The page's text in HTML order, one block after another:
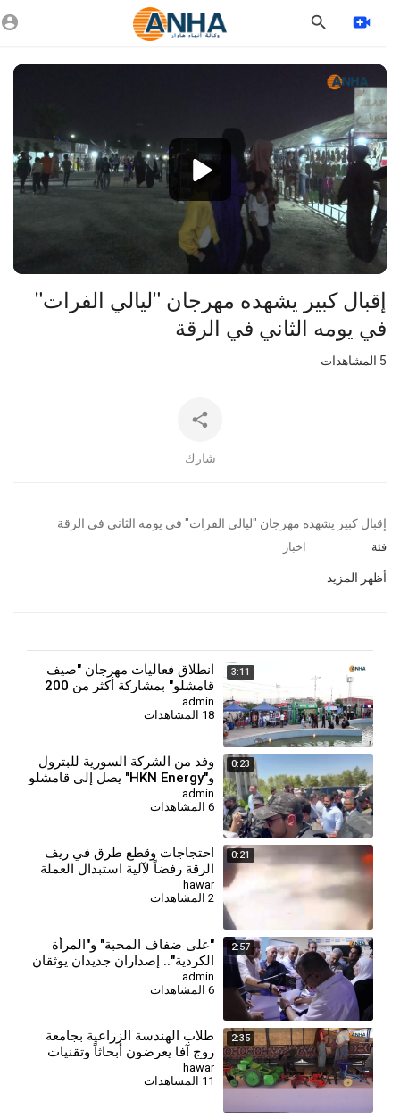
Video
Player
1080p
360p
إقبال كبير يشهده مهرجان "ليالي الفرات"
في يومه الثاني في الرقة
المشاهدات
شارك
⁣إقبال كبير يشهده مهرجان "ليالي الفرات" في يومه الثاني في الرقة
فئة اخبار
أظهر المزيد
3:11
انطلاق فعاليات مهرجان "صيف
قامشلو" بمشاركة أكثر من 200
شركة
admin
18 المشاهدات
0:23
وفد من الشركة السورية للبترول
و"HKN Energy" يصل إلى قامشلو
admin
6 المشاهدات
0:21
احتجاجات وقطع طرق في ريف
الرقة رفضاً لآلية استبدال العملة
hawar
2 المشاهدات
2:57
⁣"على ضفاف المحبة" و"المرأة
الكردية".. إصداران جديدان يوثقان
الهوية والذاكرة
admin
6 المشاهدات
2:35
طلاب الهندسة الزراعية بجامعة
روج آفا يعرضون أبحاثاً وتقنيات
حديثة في مهرجان القمح الأول
hawar
11 المشاهدات